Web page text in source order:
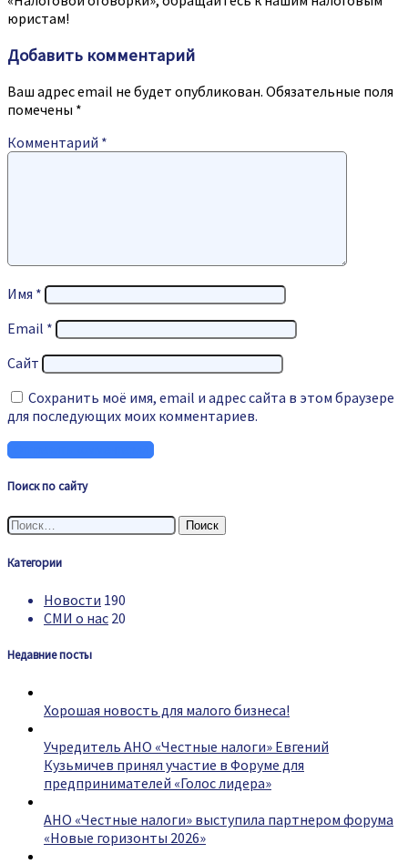
юристам!
Добавить комментарий
Ваш адрес email не будет опубликован. Обязательные поля
помечены *
Комментарий *
Имя *
Email *
Сайт
Сохранить моё имя, email и адрес сайта в этом браузере
для последующих моих комментариев.
Поиск по сайту
Найти:
Категории
Новости 190
СМИ о нас 20
Недавние посты
Хорошая новость для малого бизнеса!
Учредитель АНО «Честные налоги» Евгений
Кузьмичев принял участие в Форуме для
предпринимателей «Голос лидера»
АНО «Честные налоги» выступила партнером форума
«Новые горизонты 2026»